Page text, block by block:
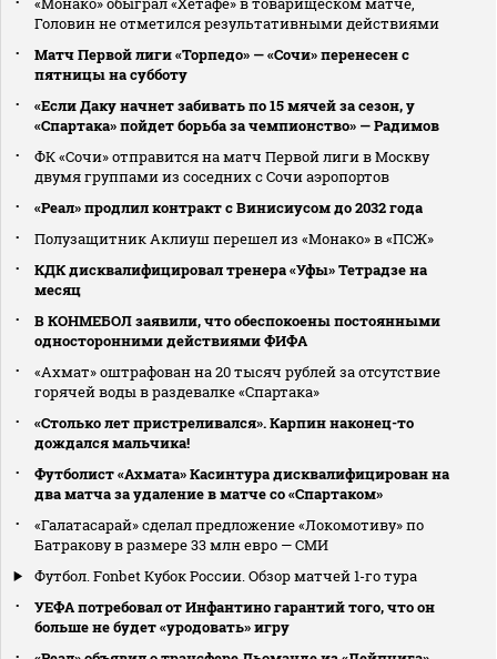
Головин не отметился результативными действиями
Матч Первой лиги «Торпедо» — «Сочи» перенесен с
пятницы на субботу
«Если Даку начнет забивать по 15 мячей за сезон, у
«Спартака» пойдет борьба за чемпионство» — Радимов
ФК «Сочи» отправится на матч Первой лиги в Москву
двумя группами из соседних с Сочи аэропортов
«Реал» продлил контракт с Винисиусом до 2032 года
Полузащитник Аклиуш перешел из «Монако» в «ПСЖ»
КДК дисквалифицировал тренера «Уфы» Тетрадзе на
месяц
В КОНМЕБОЛ заявили, что обеспокоены постоянными
односторонними действиями ФИФА
«Ахмат» оштрафован на 20 тысяч рублей за отсутствие
горячей воды в раздевалке «Спартака»
«Столько лет пристреливался». Карпин наконец-то
дождался мальчика!
Футболист «Ахмата» Касинтура дисквалифицирован на
два матча за удаление в матче со «Спартаком»
«Галатасарай» сделал предложение «Локомотиву» по
Батракову в размере 33 млн евро — СМИ
Футбол. Fonbet Кубок России. Обзор матчей 1-го тура
УЕФА потребовал от Инфантино гарантий того, что он
больше не будет «уродовать» игру